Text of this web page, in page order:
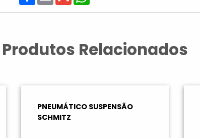
Produtos Relacionados
PNEUMÁTICO SUSPENSÃO
SCHMITZ